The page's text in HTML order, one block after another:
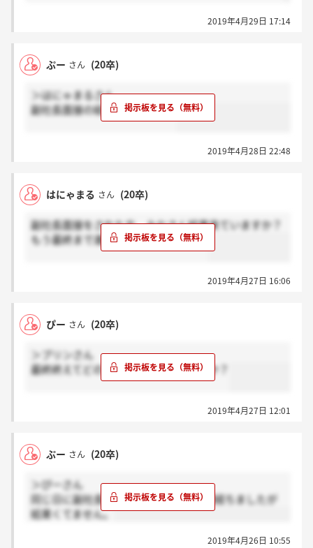
2019年4月29日 17:14
ぷー さん (20卒)
＞はにゃまるさん
副社長面接の結果来てません。
2019年4月28日 22:48
はにゃまる さん (20卒)
副社長面接をされた方、みなさん結果来ていますか？
もう最終まで進んでいる方いますか？
2019年4月27日 16:06
ぴー さん (20卒)
＞プリンさん
最終終えてどのくらいで結果来ましたか？
2019年4月27日 12:01
ぷー さん (20卒)
＞ぴーさん
同じ日に副社長面接ありましたが1週間経ちましたが
結果くてません。
2019年4月26日 10:55